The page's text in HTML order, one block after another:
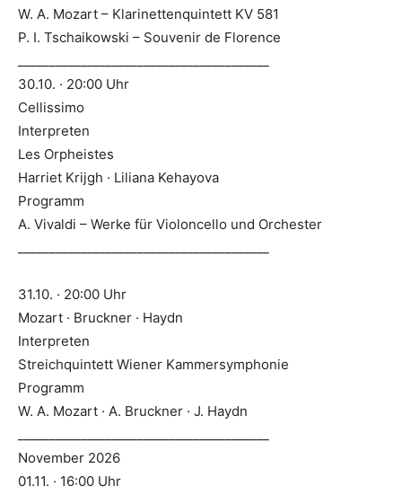
W. A. Mozart – Klarinettenquintett KV 581
P. I. Tschaikowski – Souvenir de Florence
30.10. · 20:00 Uhr
Cellissimo
Interpreten
Les Orpheistes
Harriet Krijgh · Liliana Kehayova
Programm
A. Vivaldi – Werke für Violoncello und Orchester
31.10. · 20:00 Uhr
Mozart · Bruckner · Haydn
Interpreten
Streichquintett Wiener Kammersymphonie
Programm
W. A. Mozart · A. Bruckner · J. Haydn
November 2026
01.11. · 16:00 Uhr